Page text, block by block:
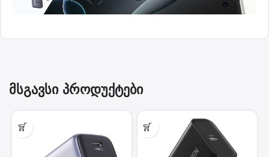
მსგავსი პროდუქტები